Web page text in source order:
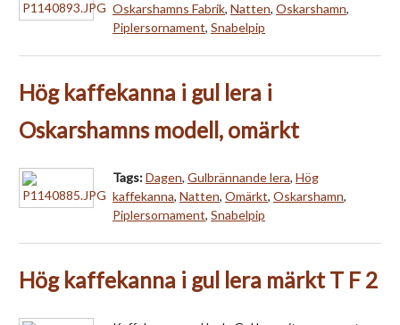
Oskarshamns Fabrik, Natten, Oskarshamn,
Piplersornament, Snabelpip
Hög kaffekanna i gul lera i
Oskarshamns modell, omärkt
Tags:Dagen, Gulbrännande lera, Hög
kaffekanna, Natten, Omärkt, Oskarshamn,
Piplersornament, Snabelpip
Hög kaffekanna i gul lera märkt T F 2